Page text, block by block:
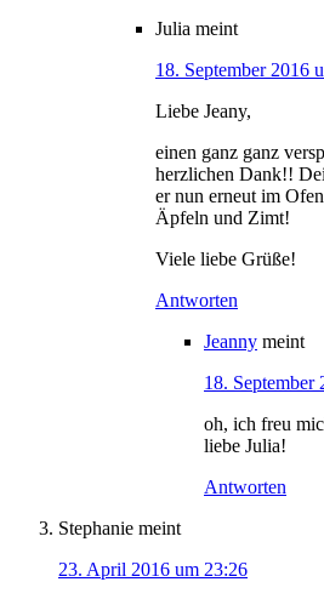
Julia meint
18. September 2016
Liebe Jeany,
einen ganz ganz
herzlichen Dank!!
er nun erneut im
Äpfeln und Zimt!
Viele liebe Grüße!
Antworten
Jeanny meint
18. September
oh, ich freu
liebe Julia!
Antworten
Stephanie meint
23. April 2016 um 23:26